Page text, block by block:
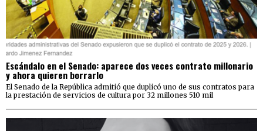
Escándalo en el Senado: aparece dos veces contrato millonario
y ahora quieren borrarlo
El Senado de la República admitió que duplicó uno de sus contratos para
la prestación de servicios de cultura por 32 millones 510 mil